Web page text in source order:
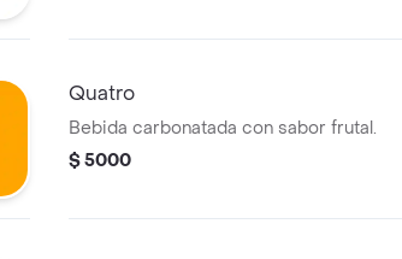
Quatro
Bebida carbonatada con sabor frutal.
$ 5000